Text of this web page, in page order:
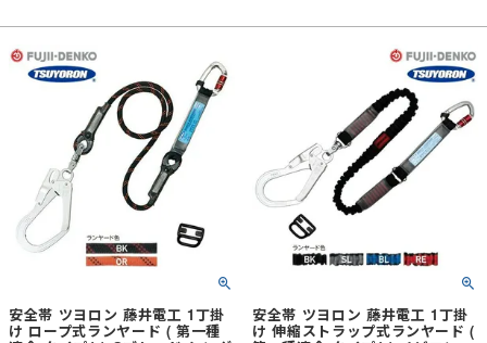
安全帯 ツヨロン 藤井電工 1丁掛
け ロープ式ランヤード ( 第一種
安全帯 ツヨロン 藤井電工 1丁掛
け 伸縮ストラップ式ランヤード (